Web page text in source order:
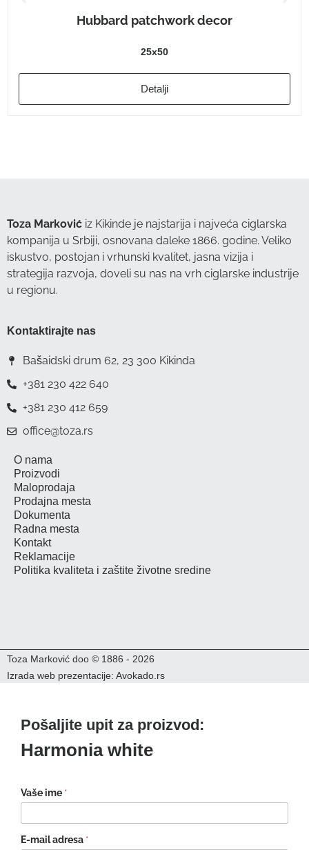
Hubbard patchwork decor
25x50
Detalji
Toza Marković iz Kikinde je najstarija i najveća ciglarska
kompanija u Srbiji, osnovana daleke 1866. godine. Veliko
iskustvo, postojan i vrhunski kvalitet, jasna vizija i
strategija razvoja, doveli su nas na vrh ciglarske industrije
u regionu.
Kontaktirajte nas
Bašaidski drum 62, 23 300 Kikinda
+381 230 422 640
+381 230 412 659
office@toza.rs
O nama
Proizvodi
Maloprodaja
Prodajna mesta
Dokumenta
Radna mesta
Kontakt
Reklamacije
Politika kvaliteta i zaštite životne sredine
Toza Marković doo © 1886 - 2026
Izrada web prezentacije: Avokado.rs
Pošaljite upit za proizvod:
Harmonia white
Vaše ime *
E-mail adresa *